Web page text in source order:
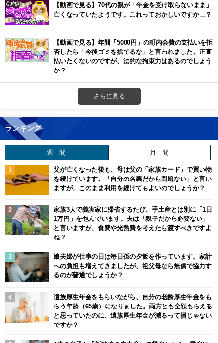
【動画で見る】70代の親が「年金を受け取らないまま」
亡くなっていたようです。これっておかしいですか…？
【動画で見る】年間「5000円」の町内会費の支払いを拒
否したら「今後ゴミを捨てるな」と言われました。正直
払いたくないのですが、法的な拘束力はあるのでしょう
か？
さらに見る
ランキング
週 間 月 間
父が亡くなった後も、母は父の「家族カード」で買い物
を続けています。「自分の名義だから問題ない」と言い
ますが、このまま利用を続けてもよいのでしょうか？
家族3人で義実家に帰省するたび、手土産とは別に「1日
1万円」を包んでいます。夫は「親子だから必要ない」
と言いますが、食費や光熱費を考えたら渡すべきですよ
ね？
娘夫婦が仕事の日は毎日孫の夕飯を作っています。家計
への負担も増えてきましたが、祖父母なら無償で協力す
るのが普通でしょうか？
遺族厚生年金をもらいながら、自分の老齢厚生年金をも
らう年齢（65歳）になりました。両方とも全額もらえる
と思っていたのに、遺族厚生年金が減るって損じゃない
ですか？